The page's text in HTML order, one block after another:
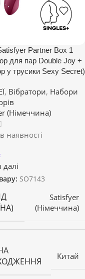
Partner Box 1
для пар Double Joy +
у трусики Sexy Secret)
, Вібратори, Набори
(Німеччина)
наявності
далі
SO7143
Satisfyer
(Німеччина)
Китай